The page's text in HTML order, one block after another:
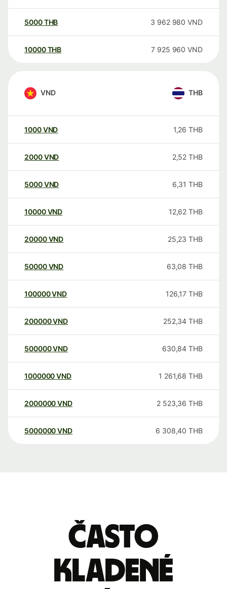
5000THB 3 962 980 VND
10000 THB 7 925 960 VND
VND THB
1000VND 1,26 THB
2000VND 2,52 THB
5000VND 6,31 THB
10000 VND 12,62 THB
20000 VND 25,23 THB
50000 VND 63,08 THB
100000VND 126,17 THB
200000VND 252,34 THB
500000VND 630,84 THB
1000000VND 1 261,68 THB
2000000VND 2 523,36 THB
5000000VND 6 308,40 THB
Často
kladené